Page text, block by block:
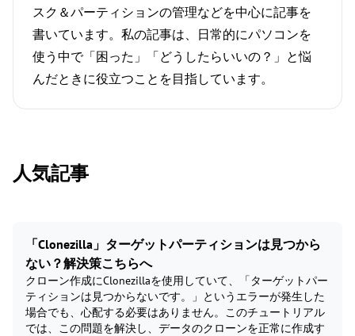
スク＆パーティションの管理などを中心に記事を
書いています。私の記事は、日常的にパソコンを
使う中で「困った」「どうしたらいいの？」と悩
んだときに役立つことを目指しています。
人気記事
「Clonezilla」ターゲットパーティションは見つから
ない？解決策こちらへ
クローン作成にClonezillaを使用していて、「ターゲットパー
ティションは見つからないです。」というエラーが発生した
場合でも、心配する必要はありません。このチュートリアル
では、この問題を解決し、データのクローンを正常に作成す